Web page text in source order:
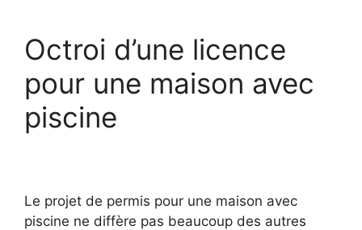
Octroi d’une licence
pour une maison avec
piscine
Le projet de permis pour une maison avec
piscine ne diffère pas beaucoup des autres